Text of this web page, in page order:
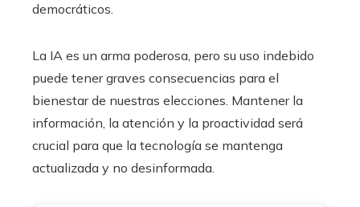
democráticos.
La IA es un arma poderosa, pero su uso indebido
puede tener graves consecuencias para el
bienestar de nuestras elecciones. Mantener la
información, la atención y la proactividad será
crucial para que la tecnología se mantenga
actualizada y no desinformada.